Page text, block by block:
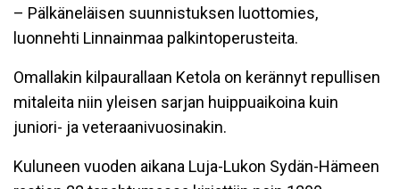
– Pälkäneläisen suunnistuksen luottomies,
luonnehti Linnainmaa palkintoperusteita.
Omallakin kilpaurallaan Ketola on kerännyt repullisen
mitaleita niin yleisen sarjan huippuaikoina kuin
juniori- ja veteraanivuosinakin.
Kuluneen vuoden aikana Luja-Lukon Sydän-Hämeen